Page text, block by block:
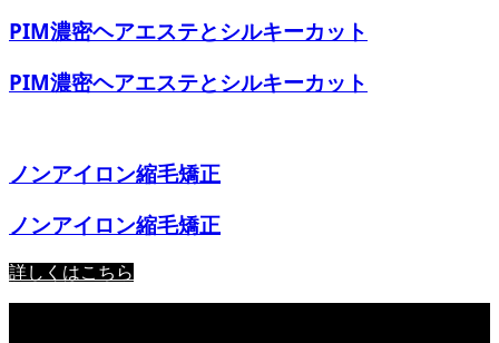
PIM濃密ヘアエステとシルキーカット
PIM濃密ヘアエステとシルキーカット
ノンアイロン縮毛矯正
ノンアイロン縮毛矯正
詳しくはこちら